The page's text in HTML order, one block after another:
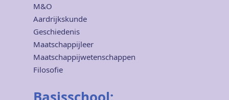
M&O
Aardrijkskunde
Geschiedenis
Maatschappijleer
Maatschappijwetenschappen
Filosofie